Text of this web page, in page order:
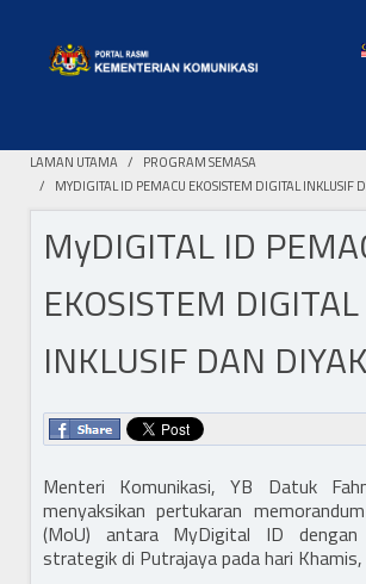
LAMAN UTAMA
PROGRAM SEMASA
MYDIGITAL ID PEMACU EKOSISTEM DIGITAL INKLUSIF
MyDIGITAL ID
EKOSISTEM DIGITAL
INKLUSIF DAN
Menteri Komunikasi, YB Datuk
menyaksikan pertukaran
(MoU) antara MyDigital ID
strategik di Putrajaya pada hari